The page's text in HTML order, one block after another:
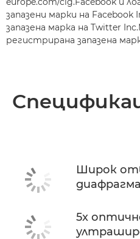
запазени марки на
запазена марка на Twitter
регистрирана запазена
Широк
5x